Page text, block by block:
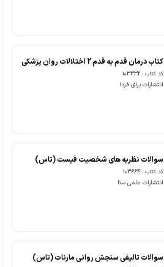
کتاب درمان قدم به قدم 2 اختلالات روان پزشکی
کد کتاب : 103332
انتشارات برای فردا
سوالات نظریه های شخصیت فیست (تاس)
کد کتاب : 103664
انتشارات علمی سنا
سوالات تالیفی سنجش روانی مارنات (تاس)